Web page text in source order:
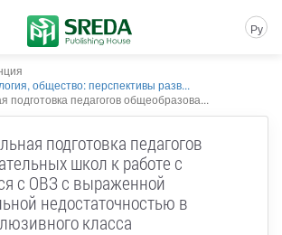
Ру
общество: перспективы разв...
подготовка педагогов общеобразова...
подготовка педагогов
школ к работе с
с ОВЗ с выраженной
недостаточностью в
класса